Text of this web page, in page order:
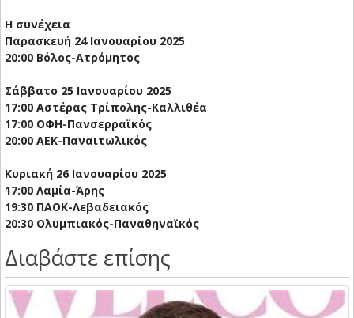
Η συνέχεια
Παρασκευή 24 Ιανουαρίου 2025
20:00 Βόλος-Ατρόμητος
Σάββατο 25 Ιανουαρίου 2025
17:00 Αστέρας Τρίπολης-Καλλιθέα
17:00 ΟΦΗ-Πανσερραϊκός
20:00 ΑΕΚ-Παναιτωλικός
Κυριακή 26 Ιανουαρίου 2025
17:00 Λαμία-Άρης
19:30 ΠΑΟΚ-Λεβαδειακός
20:30 Ολυμπιακός-Παναθηναϊκός
Διαβάστε επίσης